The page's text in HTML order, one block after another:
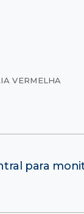
VERMELHA
para